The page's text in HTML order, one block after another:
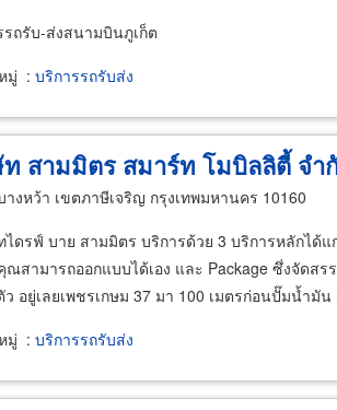
รถรับ-ส่งสนามบินภูเก็ต
มู่ : บริการรถรับส่ง
สามมิตร สมาร์ท โมบิลลิตี้ จำ
างหว้า เขตภาษีเจริญ กรุงเทพมหานคร 10160
ไดรฟ์ บาย สามมิตร บริการด้วย 3 บริการหลักได้
ณสามารถออกแบบได้เอง และ Package ซึ่งจัดส
ว อยู่เลยเพชรเกษม 37 มา 100 เมตรก่อนปั๊มน้ำมั
มู่ : บริการรถรับส่ง